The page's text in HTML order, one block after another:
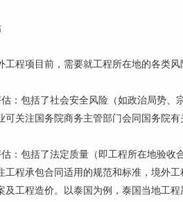
工程项目前，需要就工程所在地的各类
：包括了社会安全风险（如政治局势
可关注国务院商务主管部门会同国务院
：包括了法定质量（即工程所在地验
工程承包合同适用的规范和标准，境外
及工程造价。以泰国为例，泰国当地工